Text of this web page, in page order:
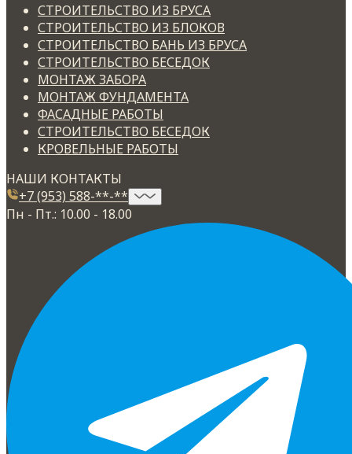
СТРОИТЕЛЬСТВО ИЗ БРУСА
СТРОИТЕЛЬСТВО ИЗ БЛОКОВ
СТРОИТЕЛЬСТВО БАНЬ ИЗ БРУСА
СТРОИТЕЛЬСТВО БЕСЕДОК
МОНТАЖ ЗАБОРА
МОНТАЖ ФУНДАМЕНТА
ФАСАДНЫЕ РАБОТЫ
СТРОИТЕЛЬСТВО БЕСЕДОК
КРОВЕЛЬНЫЕ РАБОТЫ
НАШИ КОНТАКТЫ
+7 (953) 588-**-**
Пн - Пт.: 10.00 - 18.00